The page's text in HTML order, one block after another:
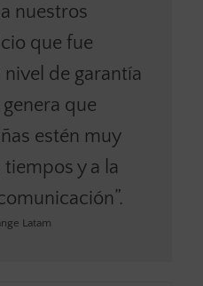
nuestros
que fue
de garantía
que
estén muy
y a la
Latam